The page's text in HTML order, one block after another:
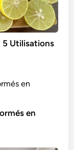
5 Utilisations
en